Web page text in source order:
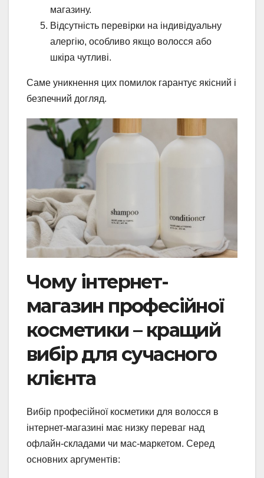
магазину.
Відсутність перевірки на індивідуальну
алергію, особливо якщо волосся або
шкіра чутливі.
Саме уникнення цих помилок гарантує якісний і
безпечний догляд.
Чому інтернет-
магазин професійної
косметики – кращий
вибір для сучасного
клієнта
Вибір професійної косметики для волосся в
інтернет-магазині має низку переваг над
офлайн-складами чи мас-маркетом. Серед
основних аргументів: